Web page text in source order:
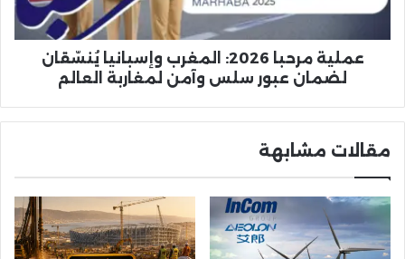
عبور
سلس
وآمن
عملية مرحبا 2026: المغرب وإسبانيا يُنسّقان
لضمان عبور سلس وآمن لمغاربة العالم
مقالات مشابهة